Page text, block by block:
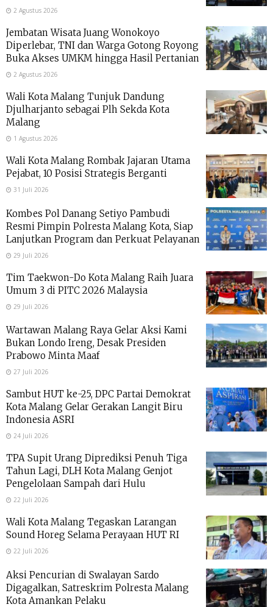
2 Agustus 2026
Jembatan Wisata Juang Wonokoyo
Diperlebar, TNI dan Warga Gotong Royong
Buka Akses UMKM hingga Hasil Pertanian
2 Agustus 2026
Wali Kota Malang Tunjuk Dandung
Djulharjanto sebagai Plh Sekda Kota
Malang
1 Agustus 2026
Wali Kota Malang Rombak Jajaran Utama
Pejabat, 10 Posisi Strategis Berganti
31 Juli 2026
Kombes Pol Danang Setiyo Pambudi
Resmi Pimpin Polresta Malang Kota, Siap
Lanjutkan Program dan Perkuat Pelayanan
29 Juli 2026
Tim Taekwon-Do Kota Malang Raih Juara
Umum 3 di PITC 2026 Malaysia
29 Juli 2026
Wartawan Malang Raya Gelar Aksi Kami
Bukan Londo Ireng, Desak Presiden
Prabowo Minta Maaf
27 Juli 2026
Sambut HUT ke-25, DPC Partai Demokrat
Kota Malang Gelar Gerakan Langit Biru
Indonesia ASRI
24 Juli 2026
TPA Supit Urang Diprediksi Penuh Tiga
Tahun Lagi, DLH Kota Malang Genjot
Pengelolaan Sampah dari Hulu
22 Juli 2026
Wali Kota Malang Tegaskan Larangan
Sound Horeg Selama Perayaan HUT RI
22 Juli 2026
Aksi Pencurian di Swalayan Sardo
Digagalkan, Satreskrim Polresta Malang
Kota Amankan Pelaku